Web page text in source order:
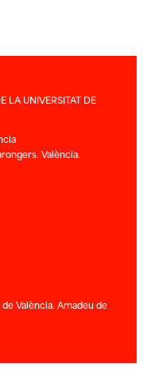
LA UNIVERSITAT DE
València.
València. Amadeu de